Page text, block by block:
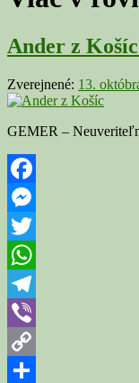
Ander z
Zverejnené: 13.
GEMER –
Facebook
Messenger
Twitter
WhatsApp
Telegram
Viber
Copy